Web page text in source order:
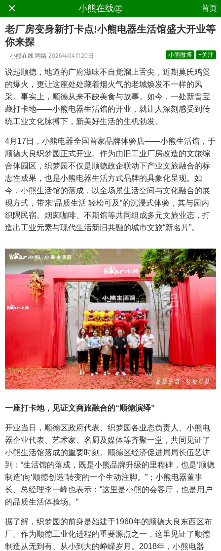
× 小熊在线㊣ 首页
老厂房变身新打卡点!小熊电器生活馆盛大开业等
你来探
小熊在线 网络 2026年04月20日 小熊微博 +关注
说起顺德，地道的广府滋味不自觉溜上舌尖，近期莫氏鸡煲
的爆火，更让这座处处藏着烟火气的老城焕发不一样的风
采。事实上，顺德从来不缺美食与故事。如今，一处新晋宝
藏打卡地——小熊电器生活馆的开业，就让人深刻感受到传
统工业文化脉搏下，新美好生活的生机勃发。
4月17日，小熊电器全国首家品牌体验店——小熊生活馆，于
顺德大良织梦园正式开业。作为由旧工业厂房改造的文旅综
合体园区，织梦园不仅是顺德政企联动下产业文旅融合的标
志性成果，也是小熊电器生活方式品牌的具象化呈现。如
今，小熊生活馆的落成，以全场景生活空间与文化融合的展
现方式，带来“品质生活 轻松可及”的沉浸式体验，其与园内
织隅民宿、烟囱咖啡、不期馆等共同组成多元文旅业态，打
造出工业元素与现代生活新旧共融的城市文旅“新名片”。
一座打卡地，见证文商旅融合的“顺德演绎”
开业当日，顺德区政府代表、织梦园各业态负责人、小熊电
器企业代表、艺术家、名厨及媒体等齐聚一堂，共同见证了
小熊生活馆落成的重要时刻。顺德区经济促进局局长伍艺讲
到：“生活馆的落成，既是小熊品牌升级的里程碑，也是‘顺德
制造’向‘顺德创造’转变的一个生动注脚。”；小熊电器董事
长、总经理李一峰也表示：“这里是小熊的会客厅，也是用户
的品质生活体验场。”
据了解，织梦园的前身是始建于1960年的顺德大良东西区布
厂。作为顺德工业化进程的重要源点之一，这里见证了顺德
制造从无到有、从小到大的峥嵘岁月。2018年，小熊电器